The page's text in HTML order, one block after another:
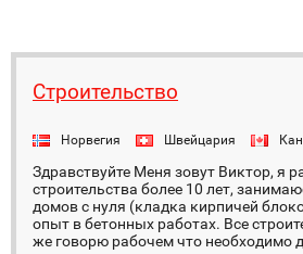
Строительство
Норвегия Швейцария
Здравствуйте Меня зовут Виктор, я
строительства более 10 лет,
домов с нуля (кладка кирпичей
опыт в бетонных работах. Все
же говорю рабочем что необходимо